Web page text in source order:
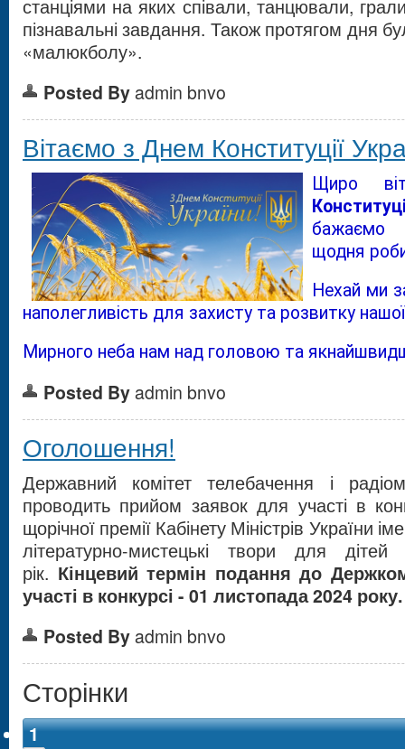
станціями на яких співали, танцювали,
пізнавальні завдання. Також протягом дня
«малюкболу».
Posted By admin bnvo
Вітаємо з Днем Конституції
Щиро
щодня
Нехай ми
наполегливість для захисту та розвитку
Мирного неба нам над головою та
Posted By admin bnvo
Оголошення!
Державний комітет телебачення і
проводить прийом заявок для участі в
щорічної премії Кабінету Міністрів України
літературно-мистецькі твори для
рік. Кінцевий термін подання до
участі в конкурсі - 01 листопада 2024 року.
Posted By admin bnvo
Сторінки
1